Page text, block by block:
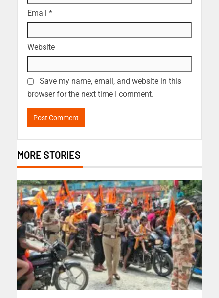
Email *
Website
Save my name, email, and website in this
browser for the next time I comment.
MORE STORIES